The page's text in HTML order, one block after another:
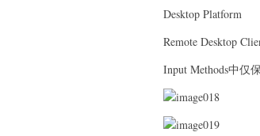
Desktop Platform
Remote Desktop
Input Methods中仅